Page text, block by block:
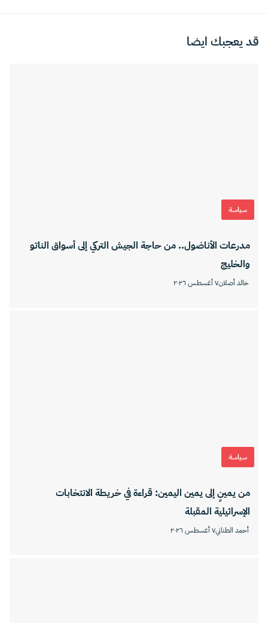
قد يعجبك ايضا
سياسة
مدرعات الأناضول.. من حاجة الجيش التركي إلى أسواق الناتو
والخليج
خالد أصلان٧ أغسطس ٢٠٢٦
سياسة
من يمينٍ إلى يمين اليمين: قراءة في خريطة الانتخابات
الإسرائيلية المقبلة
أحمد الطناني٧ أغسطس ٢٠٢٦